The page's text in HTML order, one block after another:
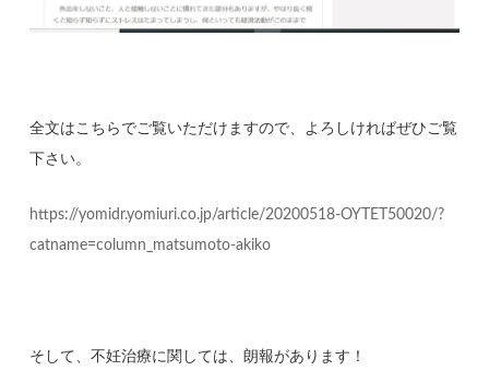
全文はこちらでご覧いただけますので、よろしければぜひご覧
下さい。
https://yomidr.yomiuri.co.jp/article/20200518-OYTET50020/?
catname=column_matsumoto-akiko
そして、不妊治療に関しては、朗報があります！